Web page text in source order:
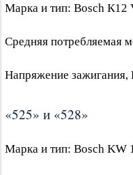
Марка и тип: Bosch К12
Средняя потребляемая
Напряжение зажигания,
«525» и «528»
Марка и тип: Bosch KW